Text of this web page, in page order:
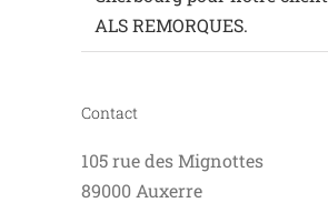
ALS REMORQUES.
Contact
105 rue des Mignottes
89000 Auxerre